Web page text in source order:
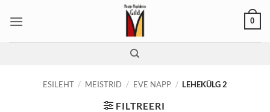
0
ESILEHT / MEISTRID / EVE NAPP / LEHEKÜLG 2
FILTREERI